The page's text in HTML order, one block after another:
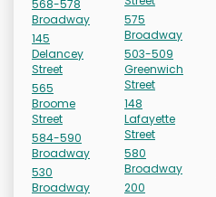
568-578
Broadway
145
Delancey
Street
565
Broome
Street
584-590
Broadway
530
Broadway
575
Broadway
503-509
Greenwich
Street
148
Lafayette
Street
580
Broadway
200